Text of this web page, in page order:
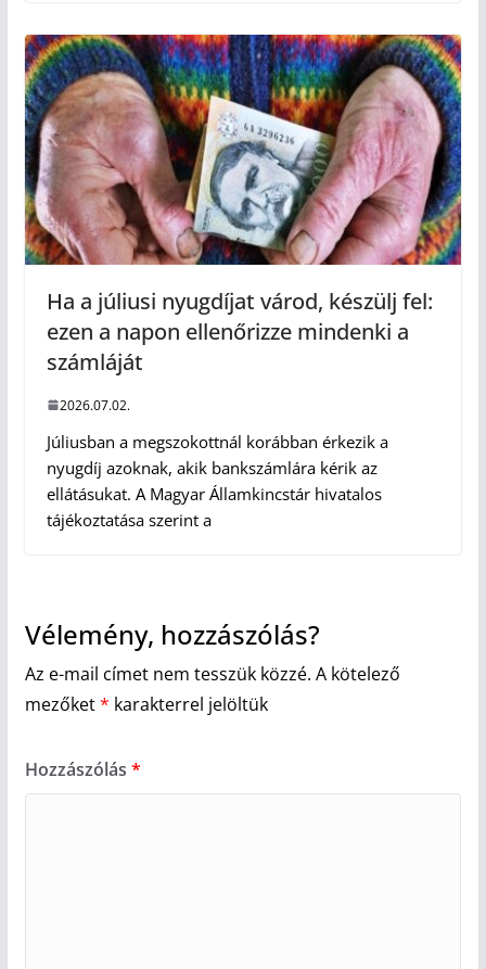
Ha a júliusi nyugdíjat várod, készülj fel:
ezen a napon ellenőrizze mindenki a
számláját
2026.07.02.
Júliusban a megszokottnál korábban érkezik a
nyugdíj azoknak, akik bankszámlára kérik az
ellátásukat. A Magyar Államkincstár hivatalos
tájékoztatása szerint a
Vélemény, hozzászólás?
Az e-mail címet nem tesszük közzé. A kötelező
mezőket* karakterrel jelöltük
Hozzászólás *